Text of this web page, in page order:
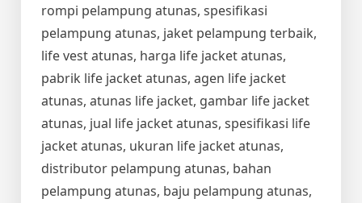
rompi pelampung atunas, spesifikasi
pelampung atunas, jaket pelampung terbaik,
life vest atunas, harga life jacket atunas,
pabrik life jacket atunas, agen life jacket
atunas, atunas life jacket, gambar life jacket
atunas, jual life jacket atunas, spesifikasi life
jacket atunas, ukuran life jacket atunas,
distributor pelampung atunas, bahan
pelampung atunas, baju pelampung atunas,